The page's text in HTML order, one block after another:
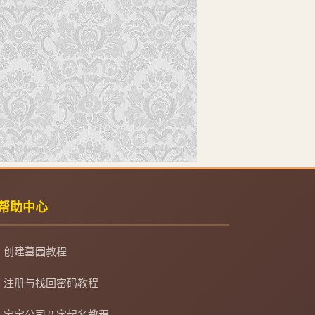
助中心
创建墓园教程
注册与找回密码教程